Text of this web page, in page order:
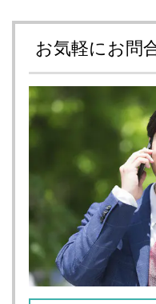
お気軽にお問